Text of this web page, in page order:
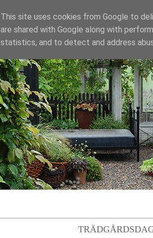
This site uses cookies from Google to
are shared with Google along with
statistics, and to detect and address